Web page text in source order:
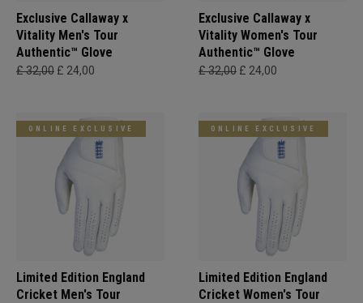
Exclusive Callaway x
Vitality Men's Tour
Authentic™ Glove
£ 32,00 £ 24,00
Exclusive Callaway x
Vitality Women's Tour
Authentic™ Glove
£ 32,00 £ 24,00
ONLINE EXCLUSIVE
Limited Edition England
Cricket Men's Tour
ONLINE EXCLUSIVE
Limited Edition England
Cricket Women's Tour